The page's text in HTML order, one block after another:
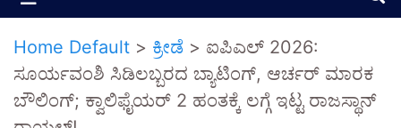
Home Default > ಕ್ರೀಡೆ > ಐಪಿಎಲ್ 2026:
ಸೂರ್ಯವಂಶಿ ಸಿಡಿಲಬ್ಬರದ ಬ್ಯಾಟಿಂಗ್, ಆರ್ಚರ್ ಮಾರಕ
ಬೌಲಿಂಗ್; ಕ್ವಾಲಿಫೈಯರ್ 2 ಹಂತಕ್ಕೆ ಲಗ್ಗೆ ಇಟ್ಟ ರಾಜಸ್ಥಾನ್